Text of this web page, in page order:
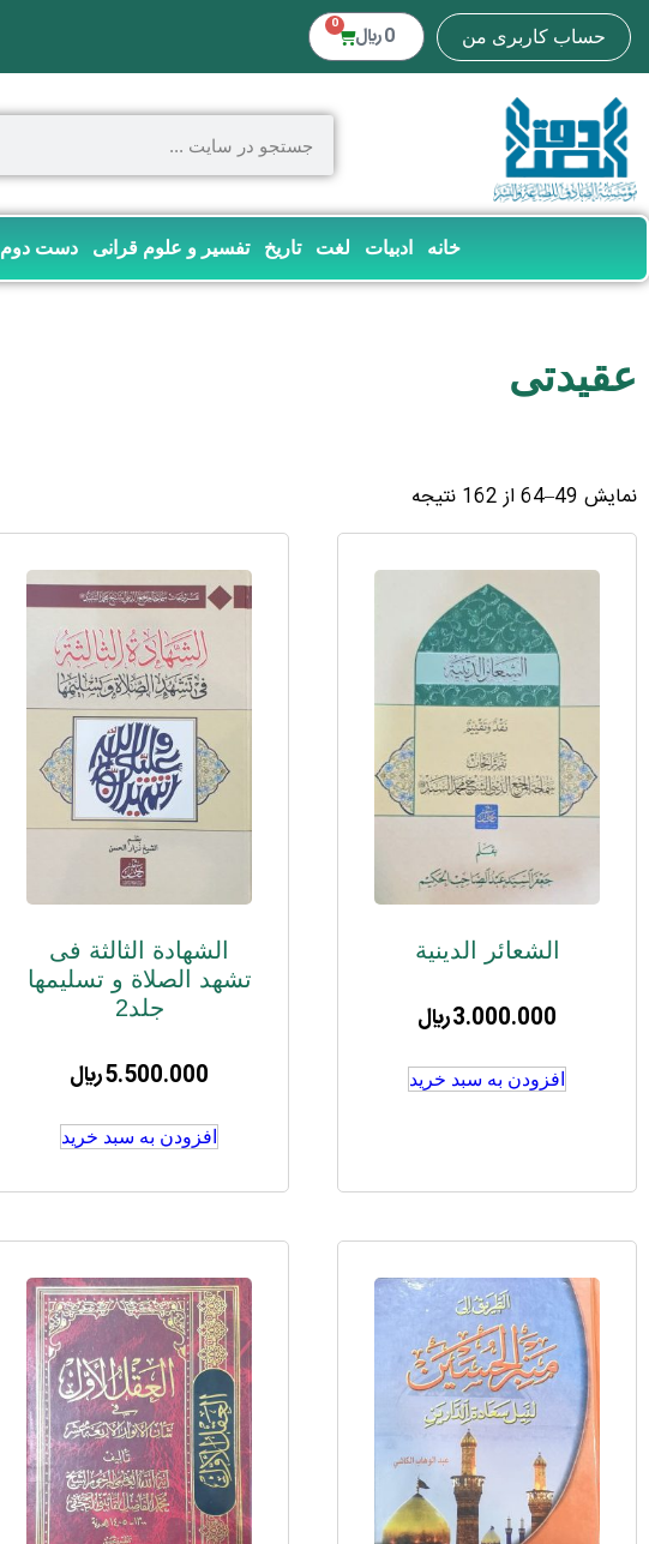
حساب کاربری من 0 ﷼ 0
خانه ادبیات لغت تاریخ تفسیر و علوم قرانی دست دوم
عقیدتی
نمایش 49–64 از 162 نتیجه
الشعائر الدینیة
3.000.000﷼
افزودن به سبد خرید
الشهادة الثالثة فی
تشهد الصلاة و تسلیمها
جلد2
5.500.000﷼
افزودن به سبد خرید